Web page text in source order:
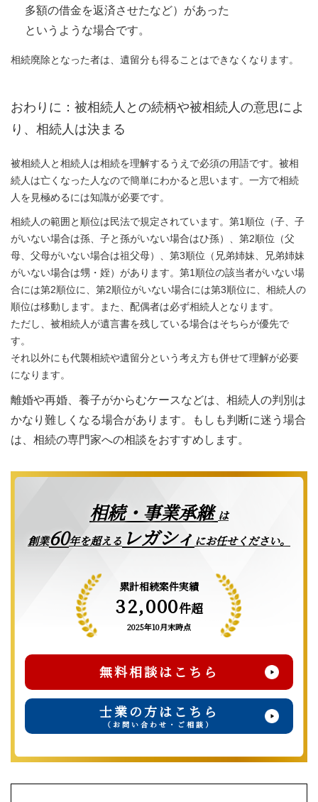
多額の借金を返済させたなど）があった
というような場合です。
相続廃除となった者は、遺留分も得ることはできなくなります。
おわりに：被相続人との続柄や被相続人の意思によ
り、相続人は決まる
被相続人と相続人は相続を理解するうえで必須の用語です。被相
続人は亡くなった人なので簡単にわかると思います。一方で相続
人を見極めるには知識が必要です。
相続人の範囲と順位は民法で規定されています。第1順位（子、子
がいない場合は孫、子と孫がいない場合はひ孫）、第2順位（父
母、父母がいない場合は祖父母）、第3順位（兄弟姉妹、兄弟姉妹
がいない場合は甥・姪）があります。第1順位の該当者がいない場
合には第2順位に、第2順位がいない場合には第3順位に、相続人の
順位は移動します。また、配偶者は必ず相続人となります。
ただし、被相続人が遺言書を残している場合はそちらが優先で
す。
それ以外にも代襲相続や遺留分という考え方も併せて理解が必要
になります。
離婚や再婚、養子がからむケースなどは、相続人の判別は
かなり難しくなる場合があります。もしも判断に迷う場合
は、相続の専門家への相談をおすすめします。
相続・事業承継は
創業60年を超える レガシィ にお任せください。
累計相続案件実績
32,000件超
2025年10月末時点
無料相談はこちら
士業の方はこちら
（お問い合わせ・ご相談）